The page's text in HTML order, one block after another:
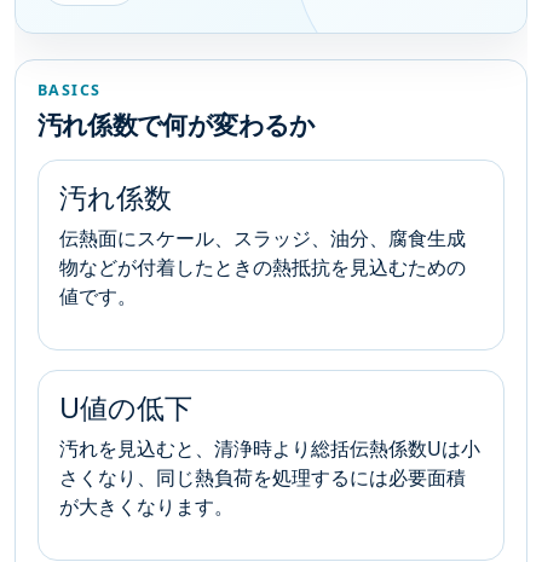
BASICS
汚れ係数で何が変わるか
汚れ係数
伝熱面にスケール、スラッジ、油分、腐食生成
物などが付着したときの熱抵抗を見込むための
値です。
U値の低下
汚れを見込むと、清浄時より総括伝熱係数Uは小
さくなり、同じ熱負荷を処理するには必要面積
が大きくなります。